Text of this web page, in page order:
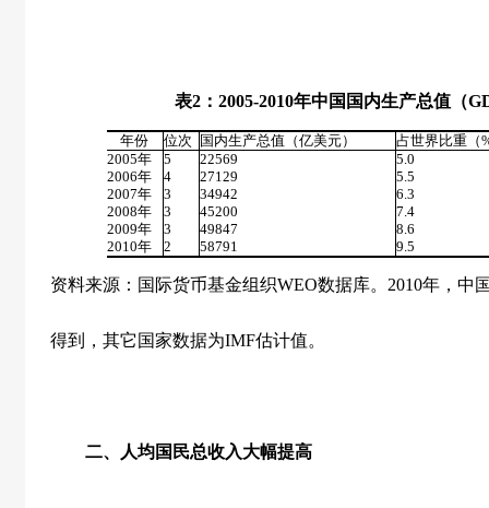
表2： 2005-2010年中国国内生产总值（
年份 位次 国内生产总值（亿美元） 占世界比重（
2005年 5 22569
5.0
2006年 4 27129
5.5
2007年 3 34942
6.3
2008年 3 45200
7.4
2009年 3 49847
8.6
2010年 2 58791 9.5
资料来源：国际货币基金组织WEO数据库。 2010年，中
得到，其它国家数据为IMF估计值。
二、人均国民总收入大幅提高